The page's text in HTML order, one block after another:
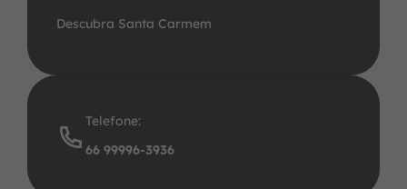
Descubra Santa Carmem
Telefone:
66 99996-3936